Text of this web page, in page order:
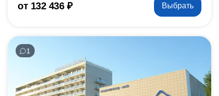
от 132 436 ₽ Выбрать
1